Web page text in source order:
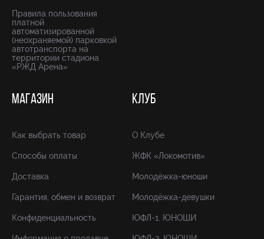
Правила пользования
платной
автоматизированной
(неохраняемой) парковкой
автотранспорта на
территории стадиона
«РЖД Арена»
МАГАЗИН
Как выбрать товар
Способы оплаты
Доставка
Гарантия, обмен и возврат
Конфиденциальность
КЛУБ
О Клубе
ЖФК «Локомотив»
Молодёжка-юноши
Молодёжка-девушки
ЮФЛ-1. ЮНОШИ